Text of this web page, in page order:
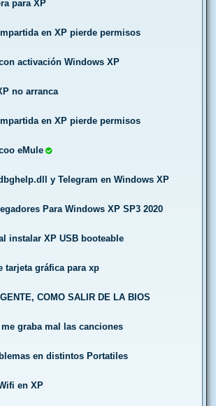
para XP
en XP pierde permisos
activación Windows XP
no arranca
en XP pierde permisos
eMule
y Telegram en Windows XP
Para Windows XP SP3 2020
instalar XP USB booteable
tarjeta gráfica para xp
COMO SALIR DE LA BIOS
graba mal las canciones
en distintos Portatiles
en XP